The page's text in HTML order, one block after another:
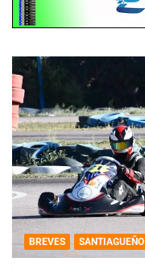
BREVES SANTIAGUEÑO